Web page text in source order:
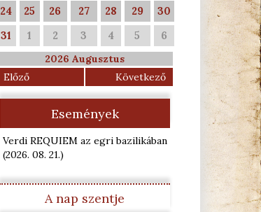
24
25 26 27 28 29
30
31
1 2 3 4 5 6
2026 Augusztus
Előző
Következő
Események
Verdi REQUIEM az egri bazilikában
(2026. 08. 21.)
A nap szentje